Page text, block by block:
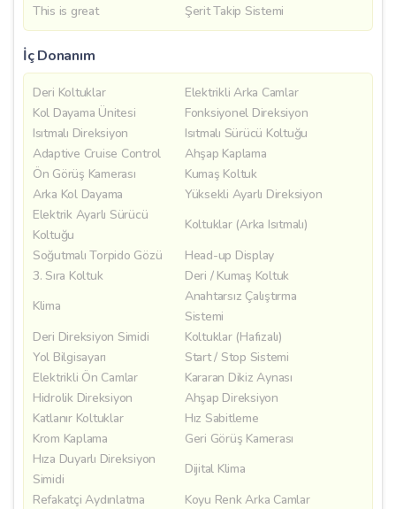
This is great Şerit Takip Sistemi
İç Donanım
Deri Koltuklar
Elektrikli Arka Camlar
Kol Dayama Ünitesi
Fonksiyonel Direksiyon
Isıtmalı Direksiyon
Isıtmalı Sürücü Koltuğu
Adaptive Cruise Control
Ahşap Kaplama
Ön Görüş Kamerası
Kumaş Koltuk
Arka Kol Dayama
Yüksekli Ayarlı Direksiyon
Elektrik Ayarlı Sürücü
Koltuğu
Koltuklar (Arka Isıtmalı)
Soğutmalı Torpido Gözü
Head-up Display
3. Sıra Koltuk
Deri / Kumaş Koltuk
Klima
Anahtarsız Çalıştırma
Sistemi
Deri Direksiyon Simidi
Koltuklar (Hafızalı)
Yol Bilgisayarı
Start / Stop Sistemi
Elektrikli Ön Camlar
Kararan Dikiz Aynası
Hidrolik Direksiyon
Ahşap Direksiyon
Katlanır Koltuklar
Hız Sabitleme
Krom Kaplama
Geri Görüş Kamerası
Hıza Duyarlı Direksiyon
Simidi
Dijital Klima
Refakatçi Aydınlatma
Koyu Renk Arka Camlar